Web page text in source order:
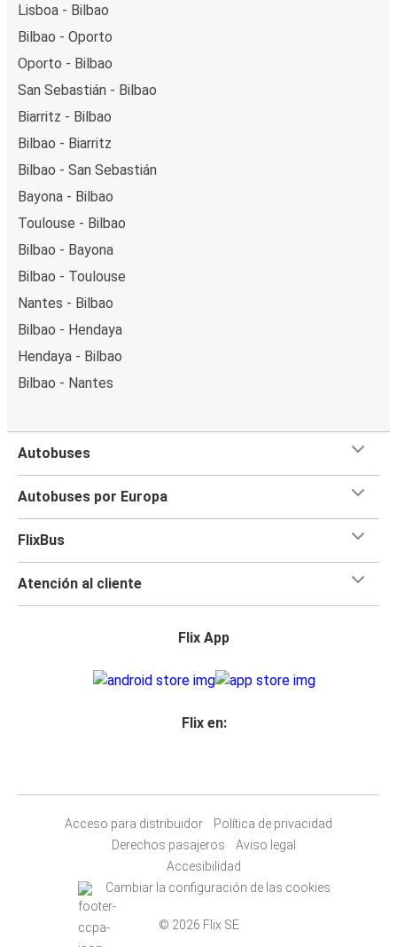
Lisboa - Bilbao
Bilbao - Oporto
Oporto - Bilbao
San Sebastián - Bilbao
Biarritz - Bilbao
Bilbao - Biarritz
Bilbao - San Sebastián
Bayona - Bilbao
Toulouse - Bilbao
Bilbao - Bayona
Bilbao - Toulouse
Nantes - Bilbao
Bilbao - Hendaya
Hendaya - Bilbao
Bilbao - Nantes
Autobuses
Autobuses por Europa
FlixBus
Atención al cliente
Flix App
Flix en:
Acceso para distribuidor
Política de privacidad
Derechos pasajeros
Aviso legal
Accesibilidad
Cambiar la configuración de las cookies
© 2026 Flix SE